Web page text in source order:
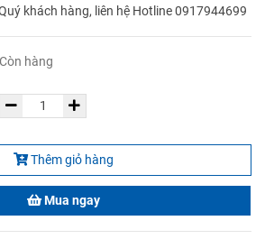
khách hàng, liên hệ Hotline 0917944699
Còn hàng
Thêm giỏ hàng
Mua ngay